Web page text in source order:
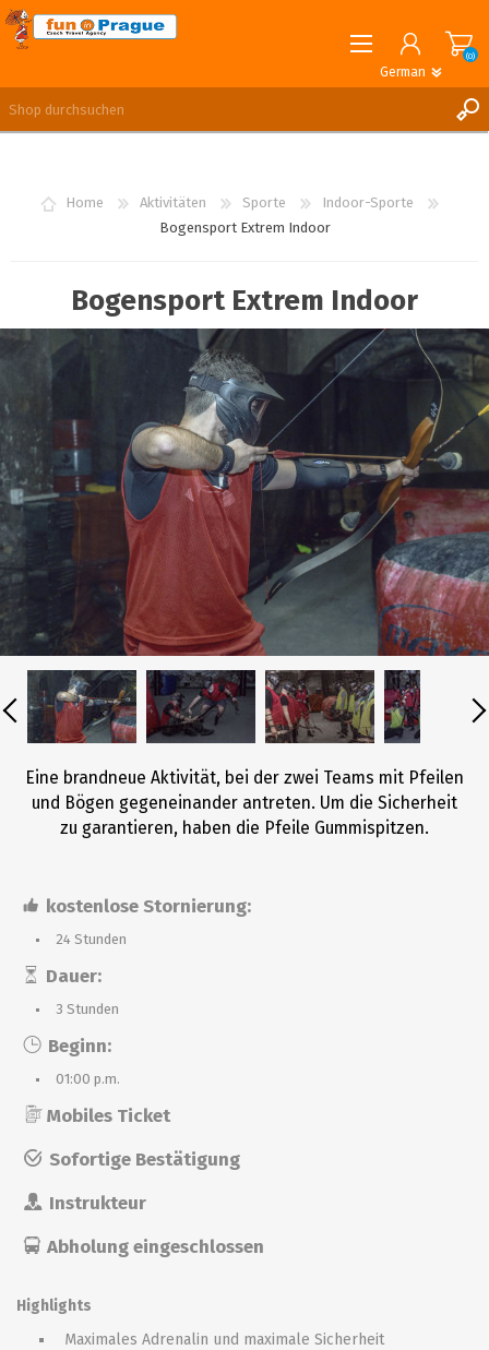
German
REGISTRIERUNG
(0)
Home Aktivitäten Sporte
Indoor-Sporte
Bogensport Extrem Indoor
Bogensport Extrem Indoor
Eine brandneue Aktivität, bei der zwei Teams mit Pfeilen
und Bögen gegeneinander antreten. Um die Sicherheit
zu garantieren, haben die Pfeile Gummispitzen.
kostenlose Stornierung:
24 Stunden
Dauer:
3 Stunden
Beginn:
01:00 p.m.
Mobiles Ticket
Sofortige Bestätigung
Instrukteur
Abholung eingeschlossen
Highlights
Maximales Adrenalin und maximale Sicherheit